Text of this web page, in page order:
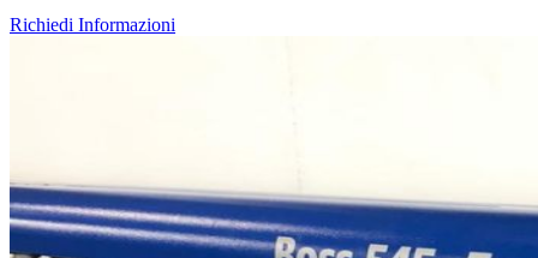
Richiedi Informazioni